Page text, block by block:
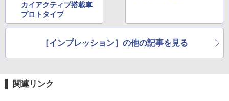
カイアクティブ搭載車
プロトタイプ
［インプレッション］の他の記事を見る
関連リンク